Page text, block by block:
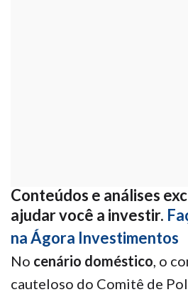
Conteúdos e análises
ajudar você a investir.
na Ágora Investimentos
No cenário doméstico, o
cauteloso do Comitê de